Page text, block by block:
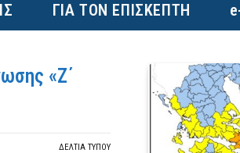
ΓΙΑ ΤΟΝ ΕΠΙΣΚΕΠΤΗ
«Ζ΄
ΔΕΛΤΙΑ ΤΥΠΟΥ